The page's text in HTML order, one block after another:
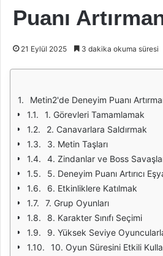
Puanı
21 Eylül 2025 3 dakika okuma süresi
Metin2'de Deneyim Puanı
1. Görevleri Tamamlamak
2. Canavarlara Saldırmak
3. Metin Taşları
4. Zindanlar ve Boss
5. Deneyim Puanı Artırıcı
6. Etkinliklere Katılmak
7. Grup Oyunları
8. Karakter Sınıfı Seçimi
9. Yüksek Seviye
10. Oyun Süresini Etkili